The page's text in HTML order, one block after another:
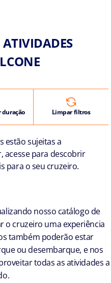
ATIVIDADES
duração Limpar filtros
estão sujeitas a
acesse para descobrir
para o seu cruzeiro.
nosso catálogo de
o cruzeiro uma experiência
também poderão estar
ou desembarque, e nos
todas as atividades a